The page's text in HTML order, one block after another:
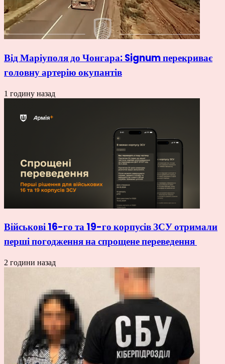
Від Маріуполя до Чонгара: Signum перекриває
головну артерію окупантів
1 годину назад
Військові 16-го та 19-го корпусів ЗСУ отримали
перші погодження на спрощене переведення
2 години назад